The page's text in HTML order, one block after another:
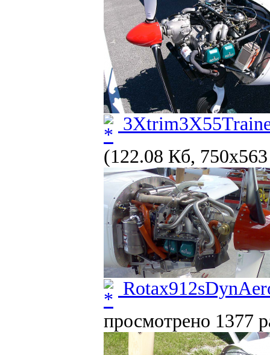
(122.08 Кб,
просмотрено 1377